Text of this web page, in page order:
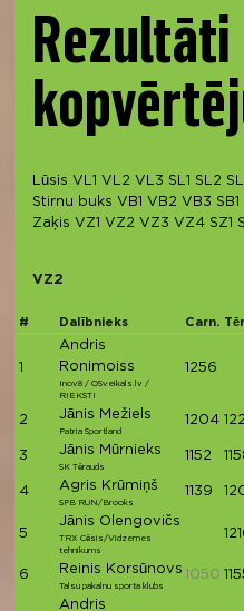
Lūsis VL1 VL2 VL3 SL1 SL2
Stirnu buks VB1 VB2 VB3 SB1
Zaķis VZ1 VZ2 VZ3 VZ4 SZ1
VZ2
# Dalībnieks Carn.
1
Andris
Ronimoiss
Inov8 / OSveikals.lv /
RIEKSTI
1256
2 Jānis Mežiels
Patria Sportland
1204
3 Jānis Mūrnieks
SK Tērauds
1152
4 Agris Krūmiņš
SPB RUN/Brooks
1139
5
Jānis Olengovičs
TRX Cēsis/Vidzemes
tehnikums
6 Reinis Korsūnovs
Talsu pakalnu sporta klubs
1050
Andris